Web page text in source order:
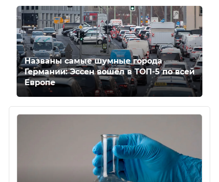
Названы самые шумные города
Германии: Эссен вошёл в ТОП-5 по всей
Европе